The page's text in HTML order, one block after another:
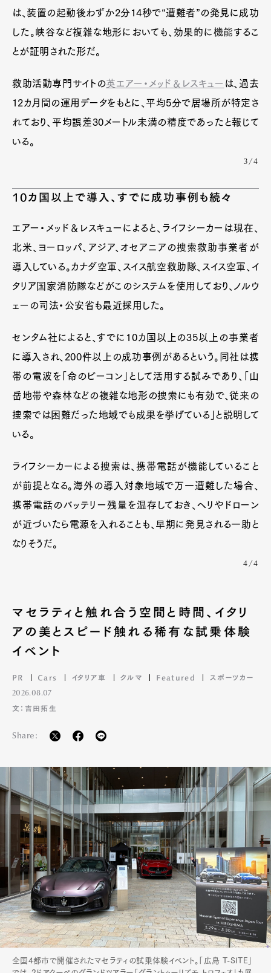
は、装置の起動後わずか2分14秒で“遭難者”の発見に成功
した。峡谷など複雑な地形においても、効果的に機能するこ
とが証明された形だ。
救助活動専門サイトの英エアー・メッド＆レスキュー は、過去
12カ月間の運用データをもとに、平均5分で居場所が特定さ
れており、平均誤差30メートル未満の精度であったと報じて
いる。
3/4
10カ国以上で導入、すでに成功事例も続々
エアー・メッド＆レスキューによると、ライフシーカーは現在、
北米、ヨーロッパ、アジア、オセアニアの捜索救助事業者が
導入している。カナダ空軍、スイス航空救助隊、スイス空軍、イ
タリア国家消防隊などがこのシステムを使用しており、ノルウ
ェーの司法・公安省も最近採用した。
センタム社によると、すでに10カ国以上の35以上の事業者
に導入され、200件以上の成功事例があるという。同社は携
帯の電波を「命のビーコン」として活用する試みであり、「山
岳地帯や森林などの複雑な地形の捜索にも有効で、従来の
捜索では困難だった地域でも成果を挙げている」と説明して
いる。
ライフシーカーによる捜索は、携帯電話が機能していること
が前提となる。海外の導入対象地域で万一遭難した場合、
携帯電話のバッテリー残量を温存しておき、ヘリやドローン
が近づいたら電源を入れることも、早期に発見される一助と
なりそうだ。
4/4
マセラティと触れ合う空間と時間、イタリ
アの美とスピード触れる稀有な試乗体験
イベント
PR Cars イタリア車 クルマ Featured スポーツカー
2026.08.07
文：吉田拓生
Share:
全国4都市で開催されたマセラティの試乗体験イベント。「広島 T-SITE」